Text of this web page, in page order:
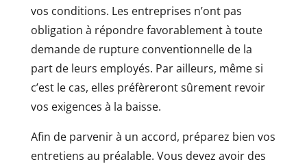
vos conditions. Les entreprises n’ont pas
obligation à répondre favorablement à toute
demande de rupture conventionnelle de la
part de leurs employés. Par ailleurs, même si
c’est le cas, elles préfèreront sûrement revoir
vos exigences à la baisse.
Afin de parvenir à un accord, préparez bien vos
entretiens au préalable. Vous devez avoir des